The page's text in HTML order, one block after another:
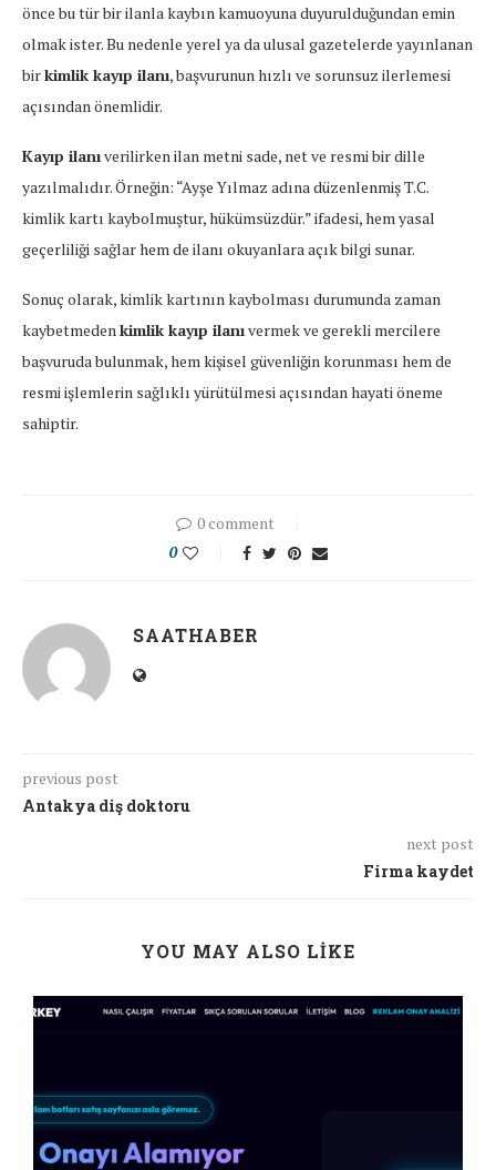
öncebutürbirilanlakaybınkamuoyunaduyurulduğundanemin
olmakister.Bu nedenle yerel yadaulusal gazetelerde yayınlanan
birkimlik kayıp ilanı,başvurununhızlı ve sorunsuz ilerlemesi
açısındanönemlidir.
Kayıp ilanıverilirkenilan metni sade, netve resmibirdille
yazılmalıdır.Örneğin: “Ayşe Yılmaz adınadüzenlenmişT.C.
kimlikkartı kaybolmuştur,hükümsüzdür.”ifadesi,hemyasal
geçerliliği sağlarhemde ilanı okuyanlaraaçıkbilgi sunar.
Sonuç olarak,kimlikkartınınkaybolması durumunda zaman
kaybetmedenkimlik kayıp ilanıvermekve gerekli mercilere
başvurudabulunmak,hemkişisel güvenliğinkorunması hemde
resmiişlemlerin sağlıklı yürütülmesiaçısındanhayatiöneme
sahiptir.
0 comment
0
SAATHABER
previous post
Antakya diş doktoru
next post
Firma kaydet
YOU MAY ALSO LIKE